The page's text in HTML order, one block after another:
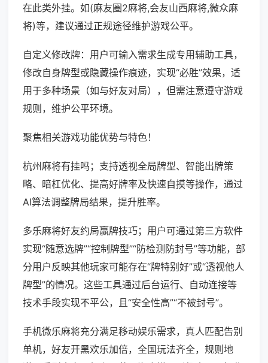
在此类外挂。如(麻友圈2麻将,会友山西麻将,微众麻
将)等，建议通过正规途径维护游戏公平。
自定义修改牌：用户可输入需求生成专用辅助工具，
修改自身牌型或隐藏操作痕迹，实现“必胜”效果，适
用于多种场景（如与好友对局），但需注意遵守游戏
规则，维护公平环境。
聚焦相关游戏功能优势与特色！
杭州麻将有挂吗；支持透视全局牌型、智能出牌策
略、暗杠优化、提高好牌率及快速自摸等操作，通过
AI算法调整牌局结果，提升胜率。
多乐麻将好友约局赢牌技巧；用户可通过第三方软件
实现“随意选牌”“控制牌型”“防检测防封号”等功能，部
分用户反映其他玩家可能存在“牌特别好”或“透视他人
牌型”的情况。这些工具通过后台运行、自动连接等
技术手段实现不平公，且“安全性高”“不被封号”。
手机微乐麻将充分满足移动娱乐需求，真人匹配告别
单机，好友开黑欢乐加倍，全国玩法齐全，规则地